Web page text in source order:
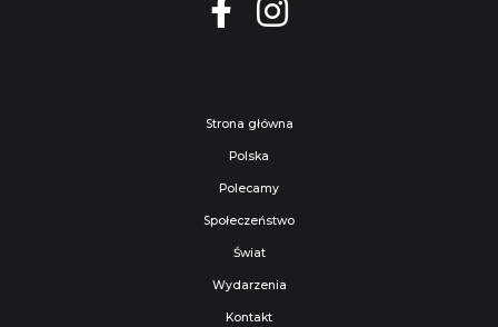
Strona główna
Polska
Polecamy
Społeczeństwo
Świat
Wydarzenia
Kontakt